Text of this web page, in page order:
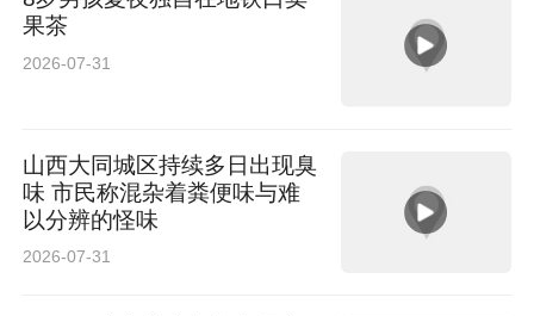
果茶
2026-07-31
山西大同城区持续多日出现臭
味 市民称混杂着粪便味与难
以分辨的怪味
2026-07-31